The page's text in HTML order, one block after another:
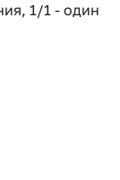
1/1 - один